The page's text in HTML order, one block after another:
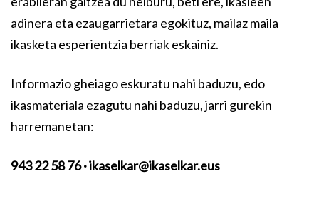
adinera eta ezaugarrietara egokituz, mailaz maila
ikasketa esperientzia berriak eskainiz.
Informazio gheiago eskuratu nahi baduzu, edo
ikasmateriala ezagutu nahi baduzu, jarri gurekin
harremanetan:
943 22 58 76 · ikaselkar@ikaselkar.eus